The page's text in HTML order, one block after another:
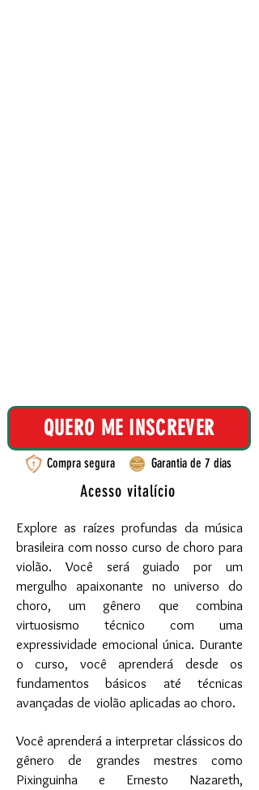
QUERO ME INSCREVER
Compra segura Garantia de 7 dias
Acesso vitalício
Explore as raízes profundas da música
brasileira com nosso curso de choro para
violão. Você será guiado por um
mergulho apaixonante no universo do
choro, um gênero que combina
virtuosismo técnico com uma
expressividade emocional única. Durante
o curso, você aprenderá desde os
fundamentos básicos até técnicas
avançadas de violão aplicadas ao choro.
Você aprenderá a interpretar clássicos do
gênero de grandes mestres como
Pixinguinha e Ernesto Nazareth,